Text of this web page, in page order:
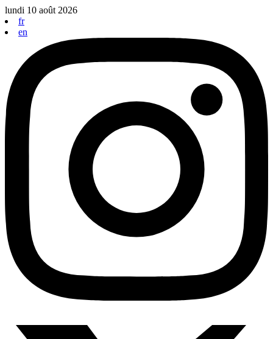
Aller
au
contenu
lundi 10 août 2026
fr
en